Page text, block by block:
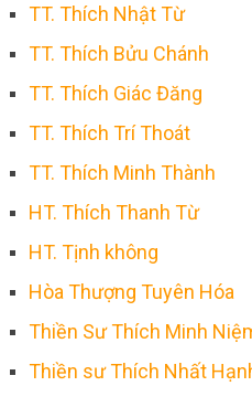
TT. Thích Nhật Từ
TT. Thích Bửu Chánh
TT. Thích Giác Đăng
TT. Thích Trí Thoát
TT. Thích Minh Thành
HT. Thích Thanh Từ
HT. Tịnh không
Hòa Thượng Tuyên Hóa
Thiền Sư Thích Minh
Thiền sư Thích Nhất